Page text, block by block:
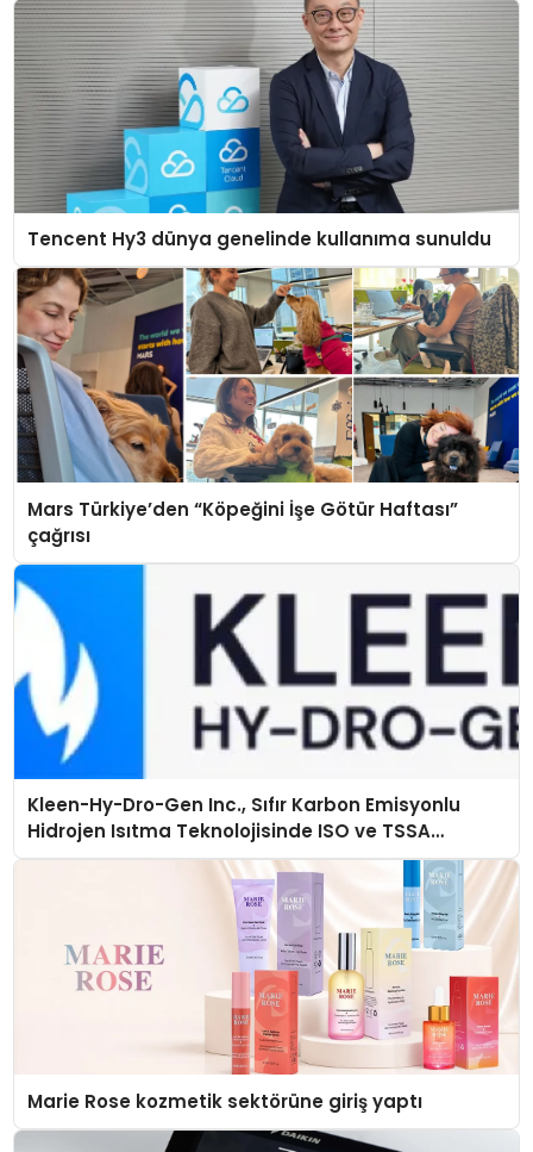
Tencent Hy3 dünya genelinde kullanıma sunuldu
Mars Türkiye’den “Köpeğini İşe Götür Haftası”
çağrısı
Kleen-Hy-Dro-Gen Inc., Sıfır Karbon Emisyonlu
Hidrojen Isıtma Teknolojisinde ISO ve TSSA
Düzenleyici Onaylarını Aldı
Marie Rose kozmetik sektörüne giriş yaptı